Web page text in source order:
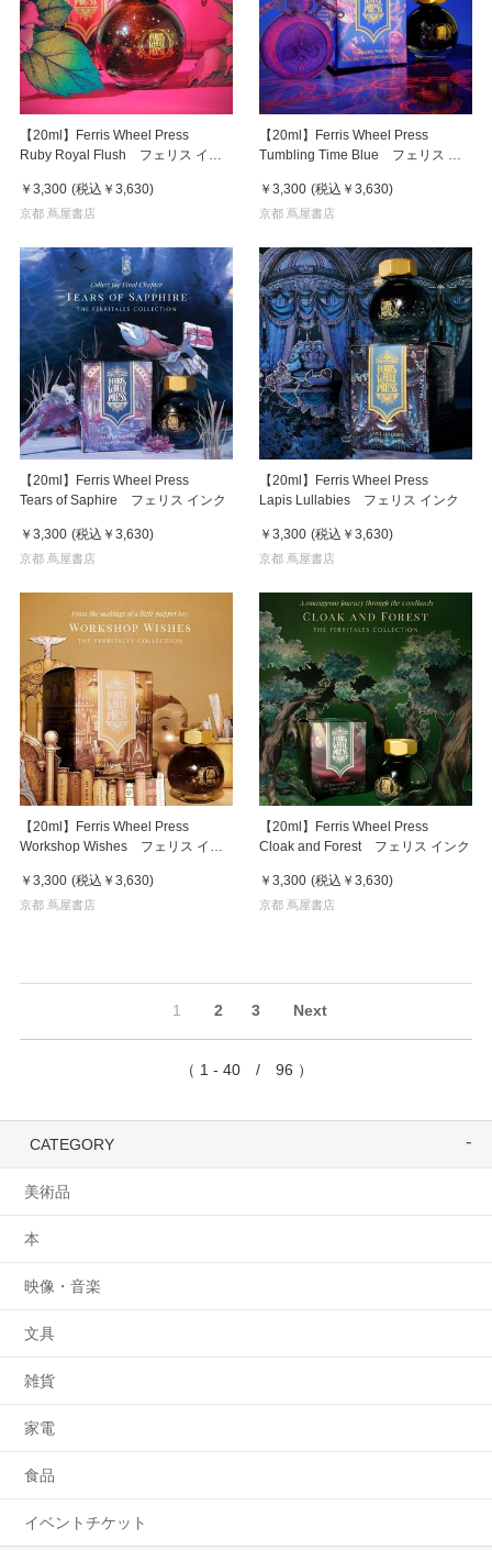
【20ml】Ferris Wheel Press
Ruby Royal Flush フェリス イン
￥3,300 (税込 ￥3,630)
京都 蔦屋書店
【20ml】Ferris Wheel Press
Tumbling Time Blue フェリス イ
￥3,300 (税込 ￥3,630)
京都 蔦屋書店
【20ml】Ferris Wheel Press
Tears of Saphire フェリス インク
￥3,300 (税込 ￥3,630)
京都 蔦屋書店
【20ml】Ferris Wheel Press
Lapis Lullabies フェリス インク
￥3,300 (税込 ￥3,630)
京都 蔦屋書店
【20ml】Ferris Wheel Press
Workshop Wishes フェリス イン
￥3,300 (税込 ￥3,630)
京都 蔦屋書店
【20ml】Ferris Wheel Press
Cloak and Forest フェリス インク
￥3,300 (税込 ￥3,630)
京都 蔦屋書店
1 2 3 Next
（ 1 - 40 / 96 ）
CATEGORY
美術品
本
映像・音楽
文具
雑貨
家電
食品
イベントチケット